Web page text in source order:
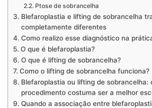
Ptose de sobrancelha
Blefaroplastia e lifting de sobrancelha
completamente diferentes
Como realizo esse diagnóstico na
O que é blefaroplastia?
O que é lifting de sobrancelha?
Como o lifting de sobrancelha funciona?
Blefaroplastia ou lifting de sobrancelha:
procedimento costuma ser a melhor
Quando a associação entre